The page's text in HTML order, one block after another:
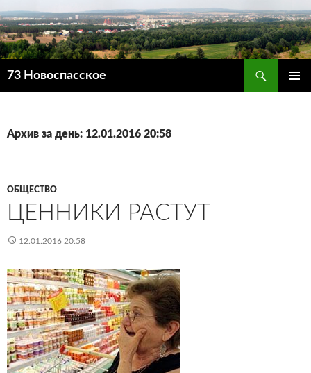
73 Новоспасское
Архив за день: 12.01.2016 20:58
ОБЩЕСТВО
ЦЕННИКИ РАСТУТ
12.01.2016 20:58